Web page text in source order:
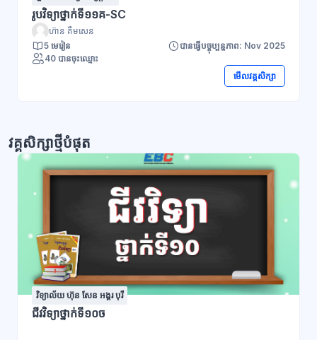
រូបវិទ្យាថ្នាក់ទី១១គ-SC
ហ៊ាន គឹមសេន
5 មេរៀន
បានធ្វើបច្ចុប្បន្នភាព: Nov 2025
40 បានចុះឈ្មោះ
មើលវគ្គសិក្សា
វគ្គសិក្សាថ្មីបំផុត
វិទ្យាល័យ ហ៊ុន សែន អង្គរ បុរី
ជីវវិទ្យាថ្នាក់ទី១០ច